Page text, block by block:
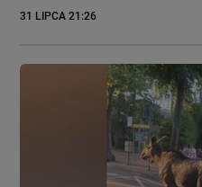
31 LIPCA 21:26